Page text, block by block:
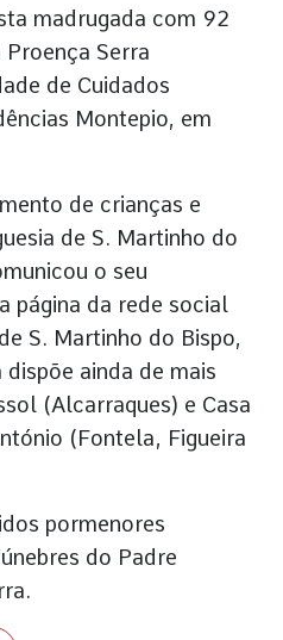
madrugada com 92
Serra
de Cuidados
Montepio, em
de crianças e
de S. Martinho do
o seu
página da rede social
S. Martinho do Bispo,
ainda de mais
(Alcarraques) e Casa
(Fontela, Figueira
pormenores
do Padre